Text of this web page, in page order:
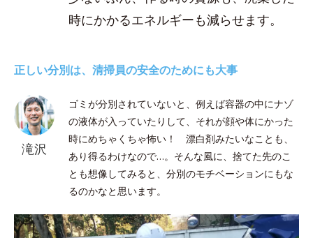
時にかかるエネルギーも減らせます。
正しい分別は、清掃員の安全のためにも大事
滝沢
ゴミが分別されていないと、例えば容器の中にナゾ
の液体が入っていたりして、それが顔や体にかった
時にめちゃくちゃ怖い！ 漂白剤みたいなことも、
あり得るわけなので…。そんな風に、捨てた先のこ
とも想像してみると、分別のモチベーションにもな
るのかなと思います。